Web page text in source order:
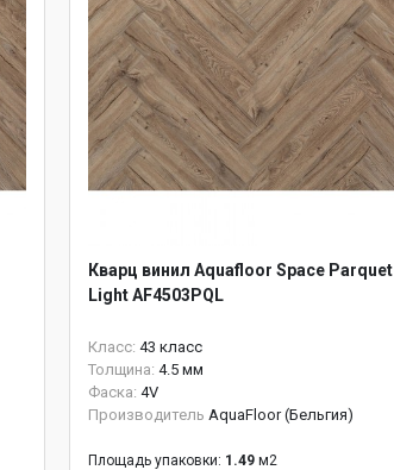
Кварц винил Aquafloor Space Parquet
Light AF4503PQL
Класс: 43 класс
Толщина: 4.5 мм
Фаска: 4V
Производитель AquaFloor (Бельгия)
Площадь упаковки: 1.49 м2